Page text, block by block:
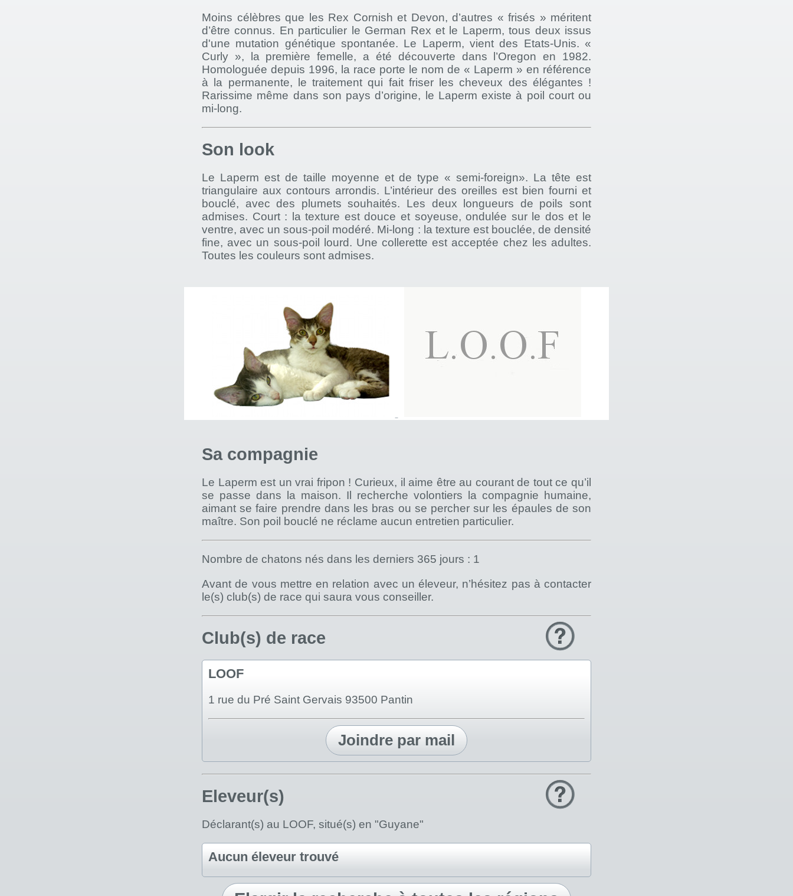
Moins célèbres que les Rex Cornish et Devon, d’autres « frisés » méritent
d’être connus. En particulier le German Rex et le Laperm, tous deux issus
d'une mutation génétique spontanée. Le Laperm, vient des Etats-Unis. «
Curly », la première femelle, a été découverte dans l’Oregon en 1982.
Homologuée depuis 1996, la race porte le nom de « Laperm » en référence
à la permanente, le traitement qui fait friser les cheveux des élégantes !
Rarissime même dans son pays d’origine, le Laperm existe à poil court ou
mi-long.
Son look
Le Laperm est de taille moyenne et de type « semi-foreign». La tête est
triangulaire aux contours arrondis. L’intérieur des oreilles est bien fourni et
bouclé, avec des plumets souhaités. Les deux longueurs de poils sont
admises. Court : la texture est douce et soyeuse, ondulée sur le dos et le
ventre, avec un sous-poil modéré. Mi-long : la texture est bouclée, de densité
fine, avec un sous-poil lourd. Une collerette est acceptée chez les adultes.
Toutes les couleurs sont admises.
Sa compagnie
Le Laperm est un vrai fripon ! Curieux, il aime être au courant de tout ce qu’il
se passe dans la maison. Il recherche volontiers la compagnie humaine,
aimant se faire prendre dans les bras ou se percher sur les épaules de son
maître. Son poil bouclé ne réclame aucun entretien particulier.
Nombre de chatons nés dans les derniers 365 jours : 1
Avant de vous mettre en relation avec un éleveur, n’hésitez pas à contacter
le(s) club(s) de race qui saura vous conseiller.
Club(s) de race
LOOF
1 rue du Pré Saint Gervais 93500 Pantin
Joindre par mail
Eleveur(s)
Déclarant(s) au LOOF, situé(s) en "Guyane"
Aucun éleveur trouvé